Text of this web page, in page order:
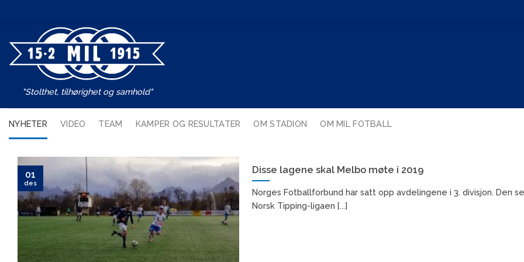
"Stolthet, tilhørighet og samhold"
NYHETER VIDEO TEAM KAMPER OG RESULTATER OM STADION OM MIL FOTBALL
Disse lagene skal Melbo møte i 2019
Norges Fotballforbund har satt opp avdelingene i 3. divisjon. Den
Norsk Tipping-ligaen [...]
01
des